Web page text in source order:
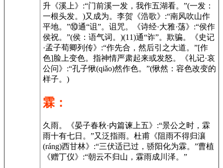
升《溪上》:“门前溪一发，我作五湖看。”(一发：
一根头发。)又成为。李贺《浩歌》:“南风吹山作
平地。”⑩通“诅”。诅咒。《诗经·大雅·荡》:“侯作
侯祝。”(侯：语气词。)(11)通“诈”。欺骗。《史记
·孟子荀卿列传》:“作先合，然后引之大道。”[作
色]脸上变色。指神情严肃起来或发怒。《礼记·哀
公问》:“孔子愀(qiǎo)然作色。”(愀然：容色改变的
样子。)
霖：
久雨。《晏子春秋·内篇谏上五》:“景公之时，霖
雨十有七日。”又泛指雨。杜甫《阻雨不得归瀼
(ráng)西甘林》:“三伏适已过，骄阳化为霖。”曹植
《赠丁仪》:“朝云不归山，霖雨成川泽。”